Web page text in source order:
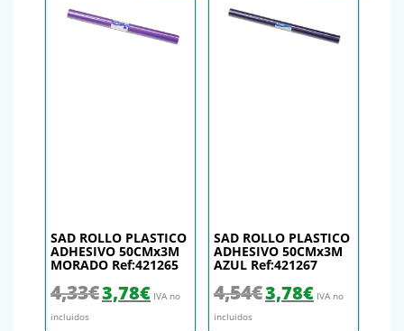
SAD ROLLO PLASTICO
ADHESIVO 50CMx3M
MORADO Ref:421265
4,33€ El precio original era: 4,33€.
3,78€El precio actual es: 3,78€.
IVA no
incluidos
SAD ROLLO PLASTICO
ADHESIVO 50CMx3M
AZUL Ref:421267
4,54€ El precio original era: 4,54€.
3,78€El precio actual
IVA no
incluidos